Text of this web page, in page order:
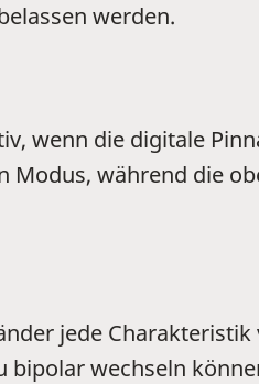
werden.
wenn die digitale
während die
jede
wechseln